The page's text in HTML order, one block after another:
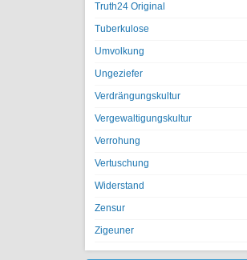
Truth24 Original
Tuberkulose
Umvolkung
Ungeziefer
Verdrängungskultur
Vergewaltigungskultur
Verrohung
Vertuschung
Widerstand
Zensur
Zigeuner